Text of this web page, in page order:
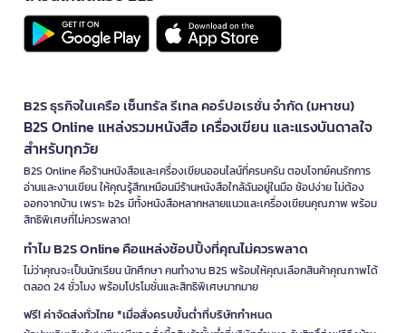
B2S ธุรกิจในเครือ เซ็นทรัล รีเทล คอร์ปอเรชั่น จำกัด (มหาชน)
B2S Online แหล่งรวมหนังสือ เครื่องเขียน และแรงบันดาลใจ
สำหรับทุกวัย
B2S Online คือร้านหนังสือและเครื่องเขียนออนไลน์ที่ครบครัน ตอบโจทย์คนรักการ
อ่านและงานเขียน ให้คุณรู้สึกเหมือนมีร้านหนังสือใกล้ฉันอยู่ในมือ ช้อปง่าย ไม่ต้อง
ออกจากบ้าน เพราะ b2s มีทั้งหนังสือหลากหลายแนวและเครื่องเขียนคุณภาพ พร้อม
สิทธิพิเศษที่ไม่ควรพลาด!
ทำไม B2S Online คือแหล่งช้อปปิ้งที่คุณไม่ควรพลาด
ไม่ว่าคุณจะเป็นนักเรียน นักศึกษา คนทำงาน B2S พร้อมให้คุณเลือกสินค้าคุณภาพได้
ตลอด 24 ชั่วโมง พร้อมโปรโมชั่นและสิทธิพิเศษมากมาย
ฟรี! ค่าจัดส่งทั่วไทย *เมื่อสั่งครบขั้นต่ำที่บริษัทกำหนด